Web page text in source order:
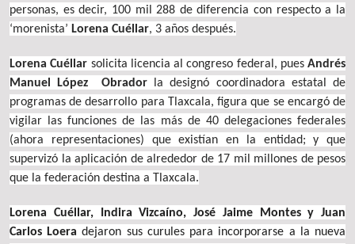
personas, es decir, 100 mil 288 de diferencia con respecto a la
‘morenista’ Lorena Cuéllar, 3 años después.
Lorena Cuéllar solicita licencia al congreso federal, puesAndrés
Manuel López Obradorla designó coordinadora estatal de
programas de desarrollo para Tlaxcala, figura que se encargó de
vigilar las funciones de las más de 40 delegaciones federales
(ahora representaciones) que existían en la entidad; y que
supervizó la aplicación de alrededor de 17 mil millones de pesos
que la federación destina a Tlaxcala.
Lorena Cuéllar, Indira Vizcaíno, José Jaime Montes y Juan
Carlos Loera dejaron sus curules para incorporarse a la nueva